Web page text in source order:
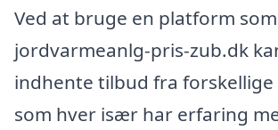
Ved at bruge en platform
jordvarmeanlg-pris-zub.dk
indhente tilbud fra forskellige
som hver især har erfaring